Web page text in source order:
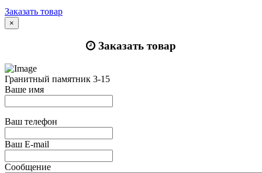
Заказать товар
×
Заказать товар
Гранитный памятник 3-15
Ваше имя
Ваш телефон
Ваш E-mail
Сообщение